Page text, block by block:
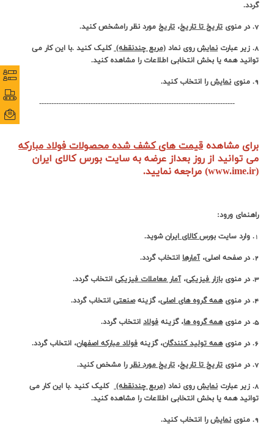
گردد.
7. در منوی تاریخ تا تاریخ، تاریخ مورد نظر رامشخص کنید.
8. زیر عبارت نمایشروی نماد (مربع چندنقطه)کلیک کنید .با این کار می
توانید همه یا بخش انتخابی اطلاعات را مشاهده کنید.
9. منوی نمایشرا انتخاب کنید.
--------------------------------------------------------------------------------
برای مشاهده قیمت های کشف شده محصولات فولاد مبارکه
می توانید از روز بعداز عرضه به سایت بورس کالای ایران
(www.ime.ir) مراجعه نمایید.
راهنمای ورود:
1. وارد سایت بورس کالای ایرانشوید.
2. در صفحه اصلی، آمارها انتخاب گردد.
3. در منوی بازار فیزیکی،آمار معاملات فیزیکی انتخاب گردد.
4. در منوی همه گروه های اصلی، گزینهصنعتی انتخاب گردد.
5. در منوی همه گروه ها، گزینه فولاد انتخاب گردد.
6. در منوی همه تولید کنندگان، گزینه فولاد مبارکه اصفهان، انتخاب گردد.
7. در منوی تاریخ تا تاریخ، تاریخ مورد نظررا مشخص کنید.
8. زیر عبارت نمایشروی نماد (مربع چندنقطه) کلیک کنید .با این کار می
توانید همه یا بخش انتخابی اطلاعات را مشاهده کنید.
9. منوی نمایشرا انتخاب کنید.